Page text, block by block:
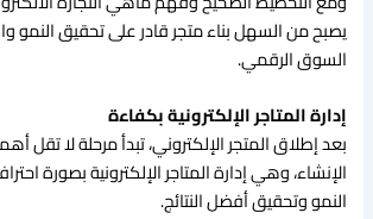
يصبح من السهل بناء متجر قادر على تحقيق النمو
السوق الرقمي.
إدارة المتاجر الإلكترونية بكفاءة
بعد إطلاق المتجر الإلكتروني، تبدأ مرحلة لا تقل
الإنشاء، وهي إدارة المتاجر الإلكترونية بصورة
النمو وتحقيق أفضل النتائج.